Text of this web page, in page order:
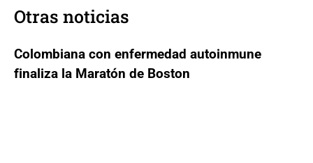
Otras noticias
Colombiana con enfermedad autoinmune
finaliza la Maratón de Boston